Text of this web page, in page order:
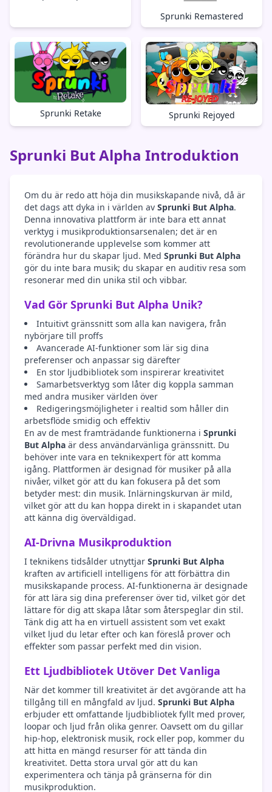
Sprunki Remastered
Sprunki Retake Sprunki Rejoyed
Sprunki But Alpha Introduktion
Om du är redo att höja din musikskapande nivå, då är
det dags att dyka in i världen av Sprunki But Alpha.
Denna innovativa plattform är inte bara ett annat
verktyg i musikproduktionsarsenalen; det är en
revolutionerande upplevelse som kommer att
förändra hur du skapar ljud. Med Sprunki But Alpha
gör du inte bara musik; du skapar en auditiv resa som
resonerar med din unika stil och vibbar.
Vad Gör Sprunki But Alpha Unik?
Intuitivt gränssnitt som alla kan navigera, från
nybörjare till proffs
Avancerade AI-funktioner som lär sig dina
preferenser och anpassar sig därefter
En stor ljudbibliotek som inspirerar kreativitet
Samarbetsverktyg som låter dig koppla samman
med andra musiker världen över
Redigeringsmöjligheter i realtid som håller din
arbetsflöde smidig och effektiv
En av de mest framträdande funktionerna i Sprunki
But Alpha är dess användarvänliga gränssnitt. Du
behöver inte vara en teknikexpert för att komma
igång. Plattformen är designad för musiker på alla
nivåer, vilket gör att du kan fokusera på det som
betyder mest: din musik. Inlärningskurvan är mild,
vilket gör att du kan hoppa direkt in i skapandet utan
att känna dig överväldigad.
AI-Drivna Musikproduktion
I teknikens tidsålder utnyttjar Sprunki But Alpha
kraften av artificiell intelligens för att förbättra din
musikskapande process. AI-funktionerna är designade
för att lära sig dina preferenser över tid, vilket gör det
lättare för dig att skapa låtar som återspeglar din stil.
Tänk dig att ha en virtuell assistent som vet exakt
vilket ljud du letar efter och kan föreslå prover och
effekter som passar perfekt med din vision.
Ett Ljudbibliotek Utöver Det Vanliga
När det kommer till kreativitet är det avgörande att ha
tillgång till en mångfald av ljud. Sprunki But Alpha
erbjuder ett omfattande ljudbibliotek fyllt med prover,
loopar och ljud från olika genrer. Oavsett om du gillar
hip-hop, elektronisk musik, rock eller pop, kommer du
att hitta en mängd resurser för att tända din
kreativitet. Detta stora urval gör att du kan
experimentera och tänja på gränserna för din
musikproduktion.